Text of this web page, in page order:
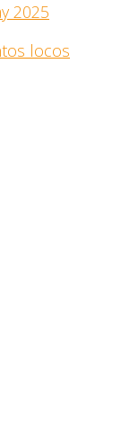
2025
locos